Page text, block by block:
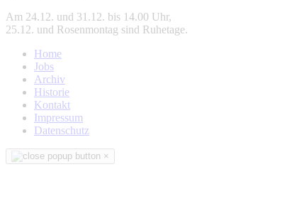
Am 24.12. und 31.12. bis 14.00 Uhr,
25.12. und Rosenmontag sind Ruhetage.
Home
Jobs
Archiv
Historie
Kontakt
Impressum
Datenschutz
×